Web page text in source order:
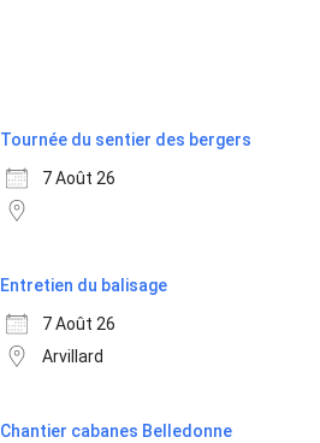
Tournée du sentier des bergers
7 Août 26
Entretien du balisage
7 Août 26
Arvillard
Chantier cabanes Belledonne